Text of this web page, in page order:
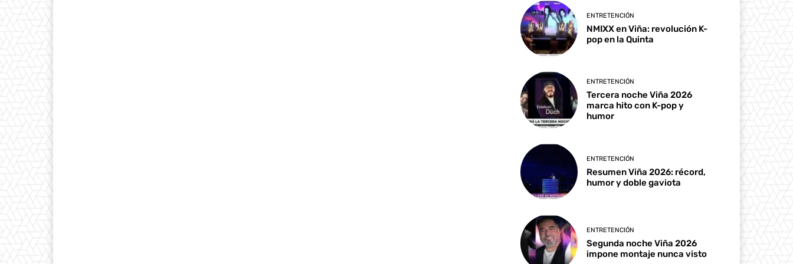
ENTRETENCIÓN
NMIXX en Viña: revolución K-
pop en la Quinta
ENTRETENCIÓN
Tercera noche Viña 2026
marca hito con K-pop y
humor
ENTRETENCIÓN
Resumen Viña 2026: récord,
humor y doble gaviota
ENTRETENCIÓN
Segunda noche Viña 2026
impone montaje nunca visto